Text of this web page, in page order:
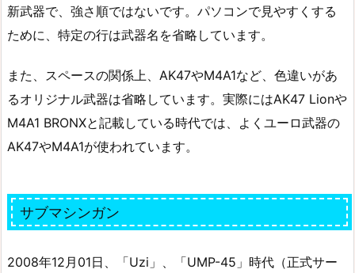
新武器で、強さ順ではないです。パソコンで見やすくする
ために、特定の行は武器名を省略しています。
また、スペースの関係上、AK47やM4A1など、色違いがあ
るオリジナル武器は省略しています。実際にはAK47 Lionや
M4A1 BRONXと記載している時代では、よくユーロ武器の
AK47やM4A1が使われています。
サブマシンガン
2008年12月01日、「Uzi」、「UMP-45」時代（正式サー